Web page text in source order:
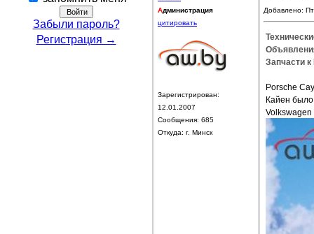
Забыли пароль?
Регистрация →
Администрация
цитировать
Зарегистрирован:
12.01.2007
Сообщения: 685
Откуда: г. Минск
Добавлено:
Запчасти
Porsche
Кайен
Volkswagen